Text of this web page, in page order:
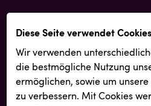
Diese Seite verwendet
Wir verwenden
die best­mögliche Nutzung
ermöglichen, sowie um
zu verbessern. Mit Cookies